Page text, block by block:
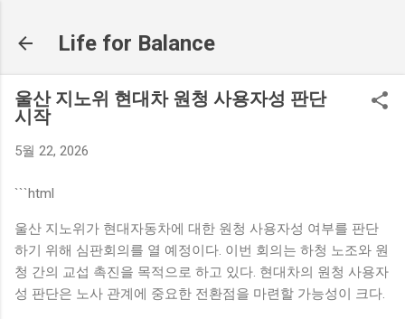
Life for Balance
울산 지노위 현대차 원청 사용자성 판단
시작
5월 22, 2026
```html
울산 지노위가 현대자동차에 대한 원청 사용자성 여부를 판단
하기 위해 심판회의를 열 예정이다. 이번 회의는 하청 노조와 원
청 간의 교섭 촉진을 목적으로 하고 있다. 현대차의 원청 사용자
성 판단은 노사 관계에 중요한 전환점을 마련할 가능성이 크다.